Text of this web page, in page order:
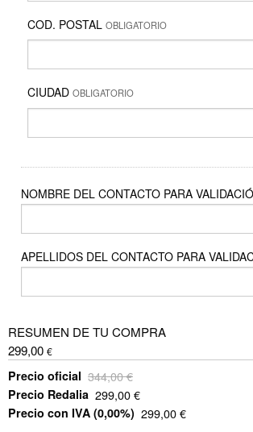
COD. POSTAL OBLIGATORIO
CIUDAD OBLIGATORIO
NOMBRE DEL CONTACTO PARA
APELLIDOS DEL CONTACTO PARA
RESUMEN DE TU COMPRA
299,00 €
Precio oficial 344,00€
Precio Redalia 299,00€
Precio con IVA (0,00%) 299,00€